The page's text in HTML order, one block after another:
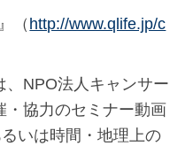
（ http://www.qlife.jp/c
、NPO法人キャンサー
・協力のセミナー動画
いは時間・地理上の